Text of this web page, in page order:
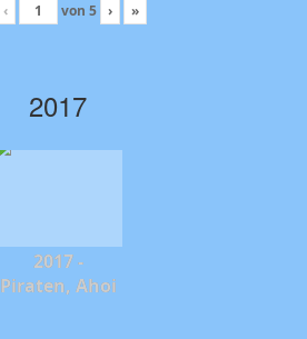
‹ von 5 › »
2017
2017 -
Piraten, Ahoi